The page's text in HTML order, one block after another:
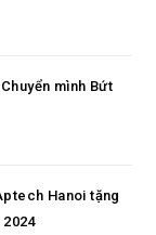
mình Bứt
Hanoi tặng